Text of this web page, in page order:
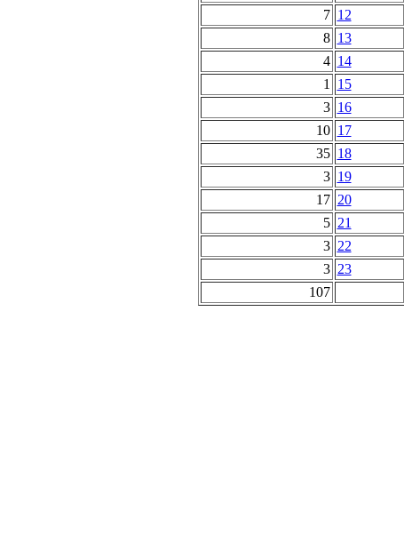
7 12
8 13
4 14
1
15
3 16
10 17
35 18
3 19
17 20
5 21
3 22
3 23
107